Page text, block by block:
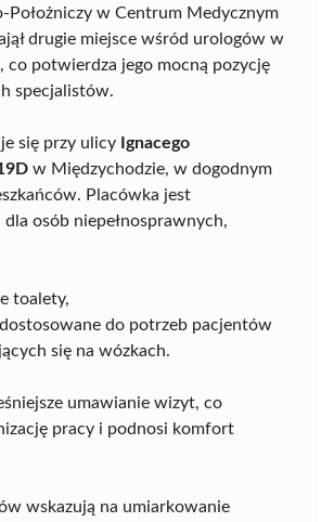
Położniczy w Centrum Medycznym
drugie miejsce wśród urologów w
co potwierdza jego mocną pozycję
specjalistów.
się przy ulicy Ignacego
w Międzychodzie, w dogodnym
Placówka jest
osób niepełnosprawnych,
toalety,
do potrzeb pacjentów
się na wózkach.
umawianie wizyt, co
pracy i podnosi komfort
wskazują na umiarkowanie